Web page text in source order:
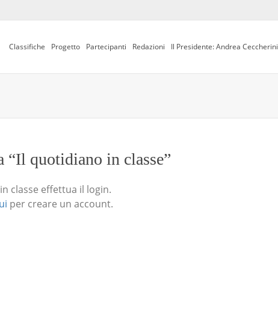
Classifiche Progetto Partecipanti Redazioni Il Presidente: Andrea Ceccherini
“Il quotidiano in classe”
classe effettua il login.
per creare un account.